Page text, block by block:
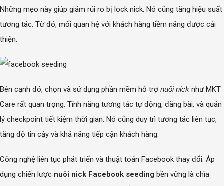
Những mẹo này giúp giảm rủi ro bị lock nick. Nó cũng tăng hiệu suất
tương tác. Từ đó, mối quan hệ với khách hàng tiềm năng được cải
thiện.
Bên cạnh đó, chọn và sử dụng phần mềm hỗ trợ nuôi nick như MKT
Care rất quan trọng. Tính năng tương tác tự động, đăng bài, và quản
lý checkpoint tiết kiệm thời gian. Nó cũng duy trì tương tác liên tục,
tăng độ tin cậy và khả năng tiếp cận khách hàng.
Công nghệ liên tục phát triển và thuật toán Facebook thay đổi. Áp
dụng chiến lược nuôi nick Facebook seeding bền vững là chìa